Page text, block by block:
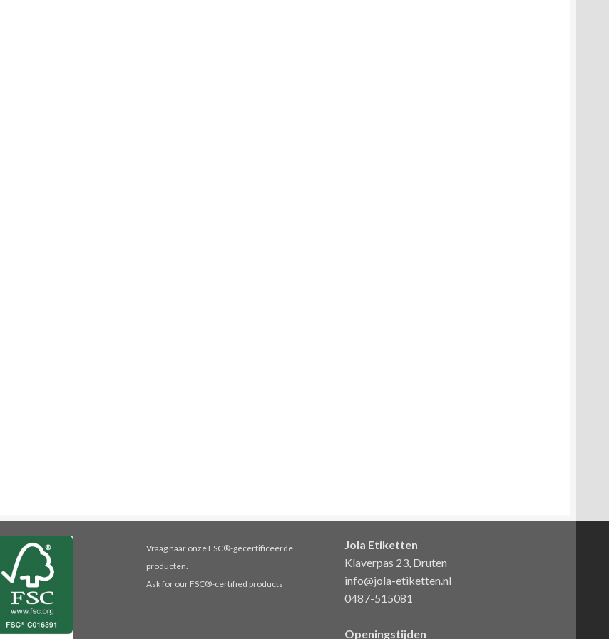
Vraag naar onze FSC®-gecertificeerde
producten.
Ask for our FSC®-certified products
Jola Etiketten
Klaverpas 23, Druten
info@jola-etiketten.nl
0487-515081
Openingstijden